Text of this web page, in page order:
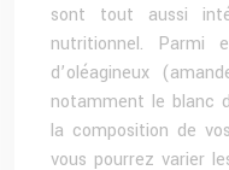
sont tout aussi
nutritionnel. Parmi
d’oléagineux
notamment le blanc
la composition de
vous pourrez varier